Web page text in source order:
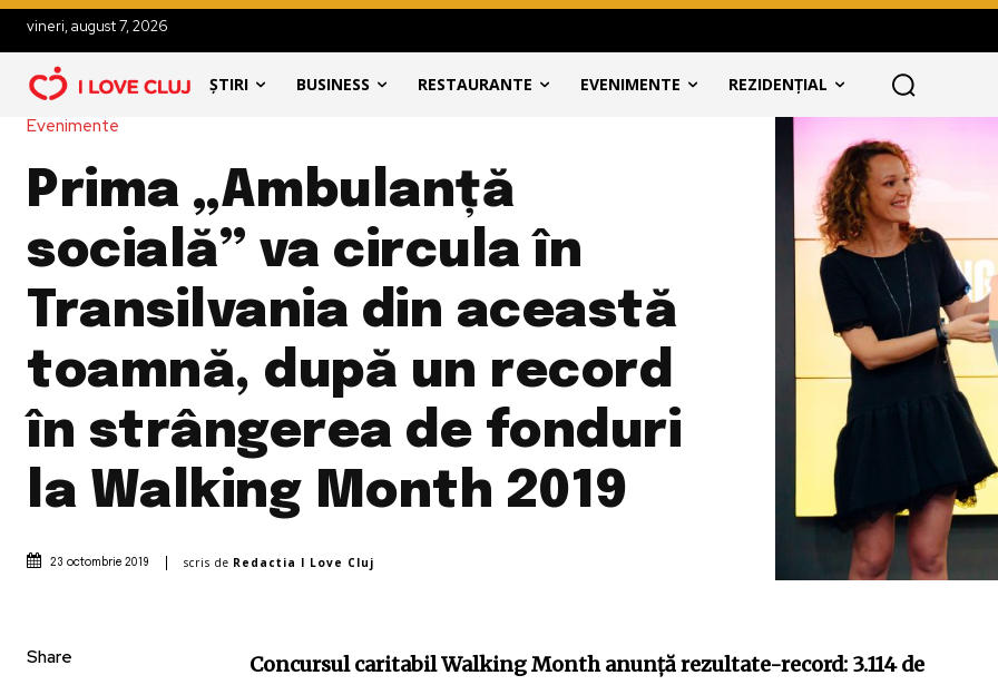
vineri, august 7, 2026
ȘTIRI BUSINESS RESTAURANTE EVENIMENTE REZIDENȚIAL
Evenimente
Prima „Ambulanță
socială” va circula în
Transilvania din această
toamnă, după un record
în strângerea de fonduri
la Walking Month 2019
23 octombrie 2019 scris de Redactia I Love Cluj
Share
Concursul caritabil Walking Month anunță rezultate-record: 3.114 de